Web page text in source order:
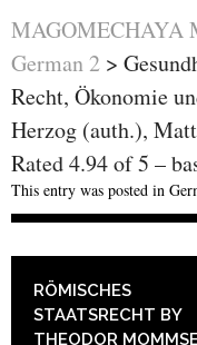
MAGOMECHAYA
German 2 >
Recht, Ökonomie
Herzog (auth.),
Rated4.94of5 –
This entry was posted in
POST
RÖMISCHES
STAATSRECHT BY
THEODOR